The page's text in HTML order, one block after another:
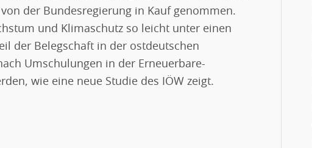
der Bundesregierung in Kauf genommen.
und Klimaschutz so leicht unter einen
der Belegschaft in der ostdeutschen
Umschulungen in der Erneuerbare-
wie eine neue Studie des IÖW zeigt.